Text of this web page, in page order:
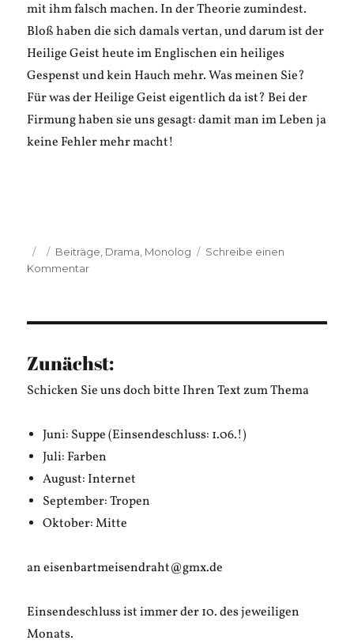
mit ihm falsch machen. In der Theorie zumindest.
Bloß haben die sich damals vertan, und darum ist der
Heilige Geist heute im Englischen ein heiliges
Gespenst und kein Hauch mehr. Was meinen Sie?
Für was der Heilige Geist eigentlich da ist? Bei der
Firmung haben sie uns gesagt: damit man im Leben ja
keine Fehler mehr macht!
Veröffentlicht
am
Kategorien
Beiträge Drama Monolog
Schreibe einen
Kommentarzu
der
Heilige
Zunächst:
Schicken Sie uns doch bitte Ihren Text zum Thema
Juni: Suppe (Einsendeschluss: 1.06.!)
Juli: Farben
August: Internet
September: Tropen
Oktober: Mitte
an eisenbartmeisendraht@gmx.de
Einsendeschluss ist immer der 10. des jeweiligen
Monats.